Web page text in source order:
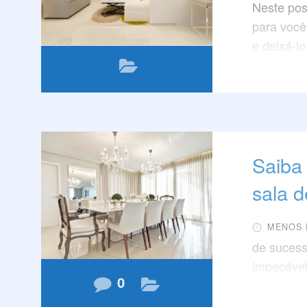
para
formas
Neste
para
e deixá-
0
sala
MENOS
de
a sala